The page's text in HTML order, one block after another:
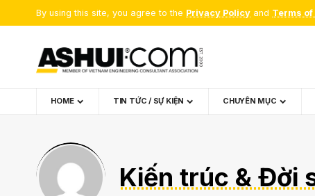
By using this site, you agree to the Privacy Policy and Terms of
HOME TIN TỨC / SỰ KIỆN CHUYÊN MỤC
Kiến trúc & Đời